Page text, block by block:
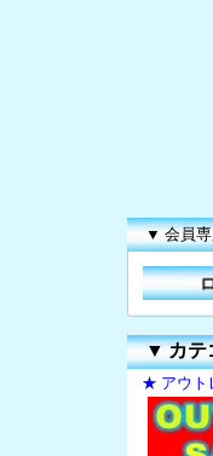
▼ 会員専
▼カテ
★ アウト